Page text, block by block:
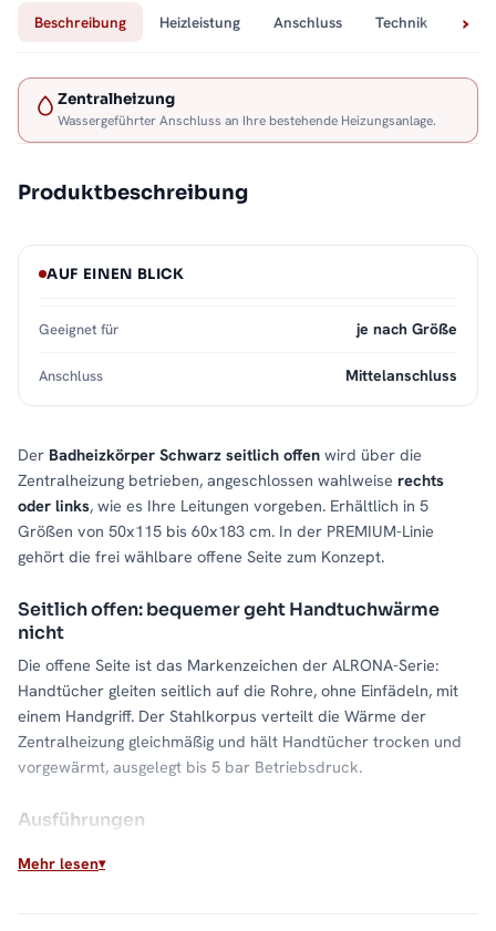
Beschreibung Heizleistung Anschluss Technik
Zentralheizung
Wassergeführter Anschluss an Ihre bestehende Heizungsanlage.
Produktbeschreibung
Der Badheizkörper Schwarz seitlich offen wird über die
Zentralheizung betrieben, angeschlossen wahlweise rechts
oder links, wie es Ihre Leitungen vorgeben. Erhältlich in 5
Größen von 50x115 bis 60x183 cm. In der PREMIUM-Linie
gehört die frei wählbare offene Seite zum Konzept.
Seitlich offen: bequemer geht Handtuchwärme
nicht
Die offene Seite ist das Markenzeichen der ALRONA-Serie:
Handtücher gleiten seitlich auf die Rohre, ohne Einfädeln, mit
einem Handgriff. Der Stahlkorpus verteilt die Wärme der
Zentralheizung gleichmäßig und hält Handtücher trocken und
vorgewärmt, ausgelegt bis 5 bar Betriebsdruck.
Ausführungen
AUF EINEN BLICK
Geeignet für je nach Größe
Anschluss Mittelanschluss
Mehr lesen